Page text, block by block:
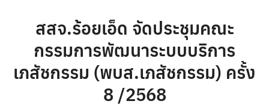
สสจ.ร้อยเอ็ด จัดประชุมคณะ
กรรมการพัฒนาระบบบริการ
เภสัชกรรม (พบส.เภสัชกรรม) ครั้ง
8 /2568